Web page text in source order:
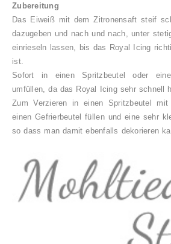
Zubereitung
Das Eiweiß mit dem Zitronensaft steif
dazugeben und nach und nach, unter
einrieseln lassen, bis das Royal Icing
ist.
Sofort in einen Spritzbeutel oder
umfüllen, da das Royal Icing sehr schnell
Zum Verzieren in einen Spritzbeutel
einen Gefrierbeutel füllen und eine sehr
so dass man damit ebenfalls dekorieren